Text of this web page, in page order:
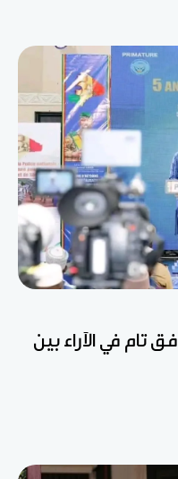
تام في الآراء بين